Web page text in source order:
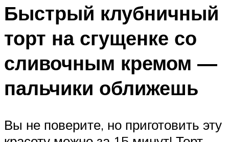
Быстрый клубничный
торт на сгущенке со
сливочным кремом —
пальчики оближешь
Вы не поверите, но приготовить эту